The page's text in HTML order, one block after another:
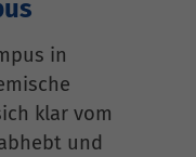
in
klar vom
und